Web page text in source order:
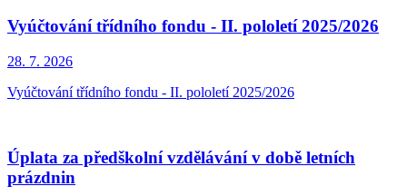
Vyúčtování třídního fondu - II. pololetí 2025/2026
28. 7. 2026
Vyúčtování třídního fondu - II. pololetí 2025/2026
Úplata za předškolní vzdělávání v době letních
prázdnin